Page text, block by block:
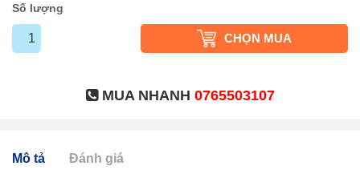
Số lượng
CHỌN MUA
MUA NHANH 0765503107
Mô tả Đánh giá